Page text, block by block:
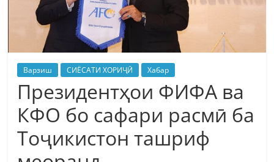
Варзиш СИЁСАТИ ХОРИҶӢ Хабар
Президентҳои ФИФА ва
КФО бо сафари расмӣ ба
Тоҷикистон ташриф